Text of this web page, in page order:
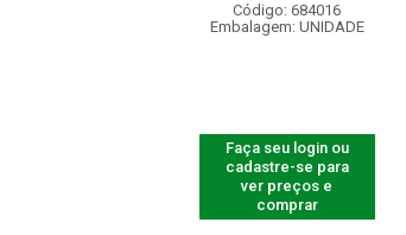
Código: 684016
Embalagem: UNIDADE
Faça seu login ou
cadastre-se para
ver preços e
comprar